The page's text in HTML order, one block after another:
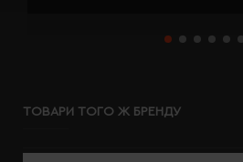
ТОВАРИ ТОГО Ж БРЕНДУ